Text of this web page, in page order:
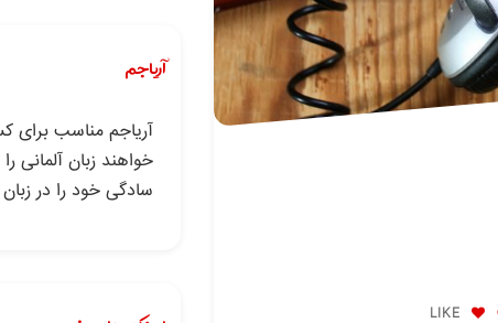
LIKE
آریاجم
آریاجم مناسب
خواهند زبان آلمانی
سادگی خود را در